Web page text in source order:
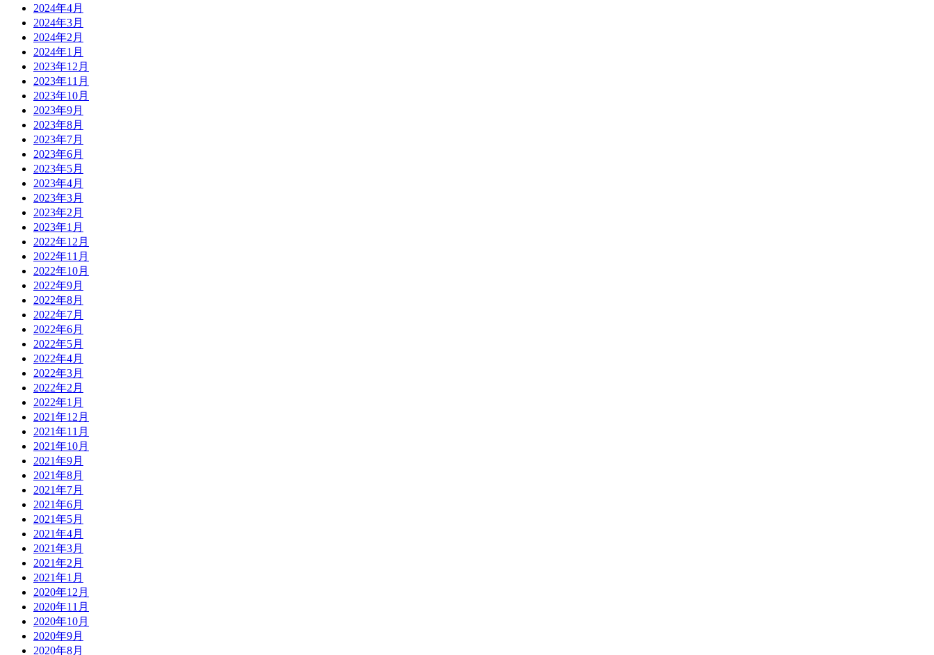
2024年4月
2024年3月
2024年2月
2024年1月
2023年12月
2023年11月
2023年10月
2023年9月
2023年8月
2023年7月
2023年6月
2023年5月
2023年4月
2023年3月
2023年2月
2023年1月
2022年12月
2022年11月
2022年10月
2022年9月
2022年8月
2022年7月
2022年6月
2022年5月
2022年4月
2022年3月
2022年2月
2022年1月
2021年12月
2021年11月
2021年10月
2021年9月
2021年8月
2021年7月
2021年6月
2021年5月
2021年4月
2021年3月
2021年2月
2021年1月
2020年12月
2020年11月
2020年10月
2020年9月
2020年8月